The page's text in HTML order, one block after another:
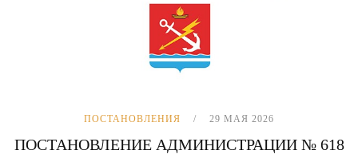
ПОСТАНОВЛЕНИЯ 29 МАЯ 2026
ПОСТАНОВЛЕНИЕ АДМИНИСТРАЦИИ № 618